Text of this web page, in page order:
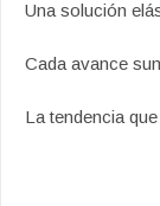
Una solución
Cada avance
La tendencia